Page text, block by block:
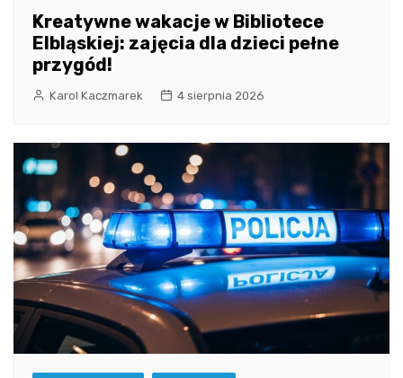
Kreatywne wakacje w Bibliotece
Elbląskiej: zajęcia dla dzieci pełne
przygód!
Karol Kaczmarek 4 sierpnia 2026